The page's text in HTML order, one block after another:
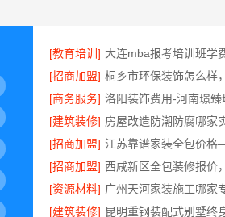
[教育培训]
[招商加盟]
[商务服务]
[建筑装修]
[招商加盟]
[招商加盟]
[资源材料]
[建筑装修]